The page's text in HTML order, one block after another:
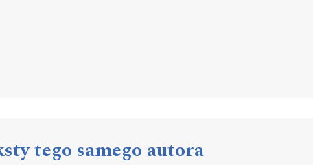
tego samego autora